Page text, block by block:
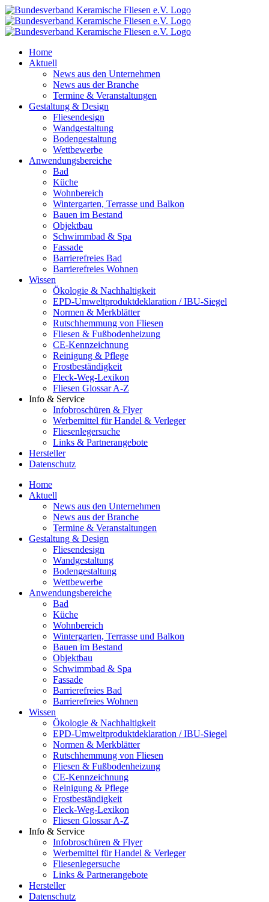
Zum
Inhalt
springen
Home
Aktuell
News aus den Unternehmen
News aus der Branche
Termine & Veranstaltungen
Gestaltung & Design
Fliesendesign
Wandgestaltung
Bodengestaltung
Wettbewerbe
Anwendungsbereiche
Bad
Küche
Wohnbereich
Wintergarten, Terrasse und Balkon
Bauen im Bestand
Objektbau
Schwimmbad & Spa
Fassade
Barrierefreies Bad
Barrierefreies Wohnen
Wissen
Ökologie & Nachhaltigkeit
EPD-Umweltproduktdeklaration / IBU-Siegel
Normen & Merkblätter
Rutschhemmung von Fliesen
Fliesen & Fußbodenheizung
CE-Kennzeichnung
Reinigung & Pflege
Frostbeständigkeit
Fleck-Weg-Lexikon
Fliesen Glossar A-Z
Info & Service
Infobroschüren & Flyer
Werbemittel für Handel & Verleger
Fliesenlegersuche
Links & Partnerangebote
Hersteller
Datenschutz
Home
Aktuell
News aus den Unternehmen
News aus der Branche
Termine & Veranstaltungen
Gestaltung & Design
Fliesendesign
Wandgestaltung
Bodengestaltung
Wettbewerbe
Anwendungsbereiche
Bad
Küche
Wohnbereich
Wintergarten, Terrasse und Balkon
Bauen im Bestand
Objektbau
Schwimmbad & Spa
Fassade
Barrierefreies Bad
Barrierefreies Wohnen
Wissen
Ökologie & Nachhaltigkeit
EPD-Umweltproduktdeklaration / IBU-Siegel
Normen & Merkblätter
Rutschhemmung von Fliesen
Fliesen & Fußbodenheizung
CE-Kennzeichnung
Reinigung & Pflege
Frostbeständigkeit
Fleck-Weg-Lexikon
Fliesen Glossar A-Z
Info & Service
Infobroschüren & Flyer
Werbemittel für Handel & Verleger
Fliesenlegersuche
Links & Partnerangebote
Hersteller
Datenschutz